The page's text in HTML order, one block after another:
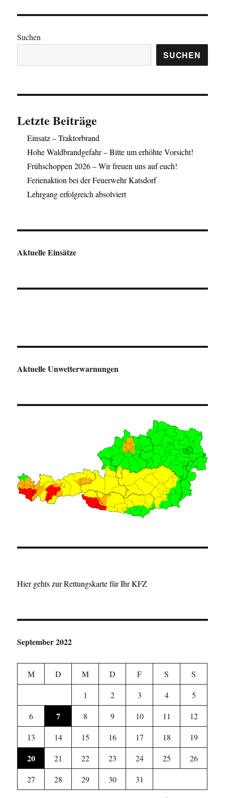
Suchen
SUCHEN
Letzte Beiträge
Einsatz – Traktorbrand
Hohe Waldbrandgefahr – Bitte um erhöhte Vorsicht!
Frühschoppen 2026 – Wir freuen uns auf euch!
Ferienaktion bei der Feuerwehr Katsdorf
Lehrgang erfolgreich absolviert
Aktuelle Einsätze
Aktuelle Unwetterwarnungen
Hier gehts zur Rettungskarte für Ihr KFZ
September 2022
M D M D F S
S
1
2 3 4
5
6
7 8 9 10 11
12
13
14 15 16 17 18 19
20 21 22 23 24 25
26
27
28 29 30
31